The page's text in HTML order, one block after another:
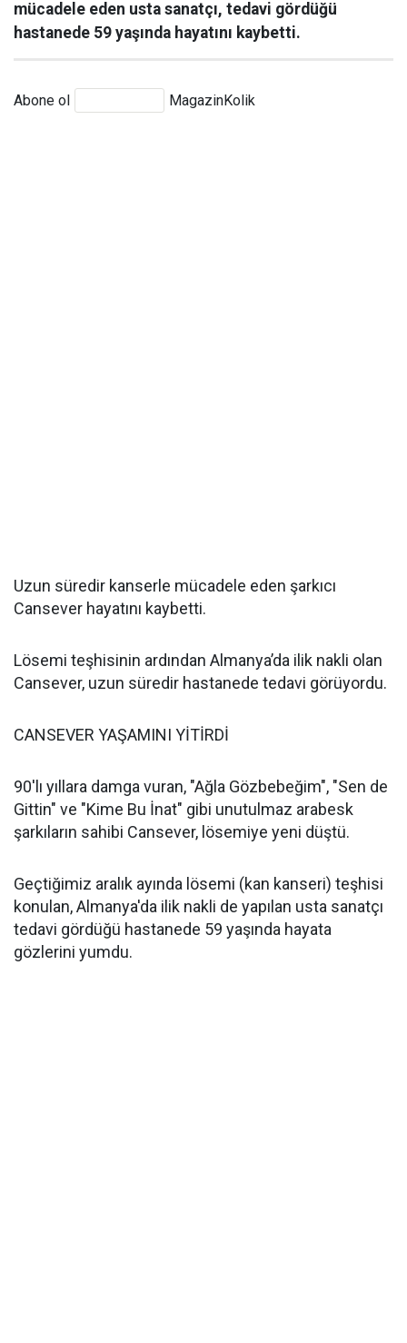
mücadele eden usta sanatçı, tedavi gördüğü
hastanede 59 yaşında hayatını kaybetti.
Abone ol MagazinKolik
Uzun süredir kanserle mücadele eden şarkıcı
Cansever hayatını kaybetti.
Lösemi teşhisinin ardından Almanya’da ilik nakli olan
Cansever, uzun süredir hastanede tedavi görüyordu.
CANSEVER YAŞAMINI YİTİRDİ
90'lı yıllara damga vuran, "Ağla Gözbebeğim", "Sen de
Gittin" ve "Kime Bu İnat" gibi unutulmaz arabesk
şarkıların sahibi Cansever, lösemiye yeni düştü.
Geçtiğimiz aralık ayında lösemi (kan kanseri) teşhisi
konulan, Almanya'da ilik nakli de yapılan usta sanatçı
tedavi gördüğü hastanede 59 yaşında hayata
gözlerini yumdu.